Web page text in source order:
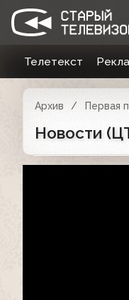
Телетекст
Архив Первая
Новости